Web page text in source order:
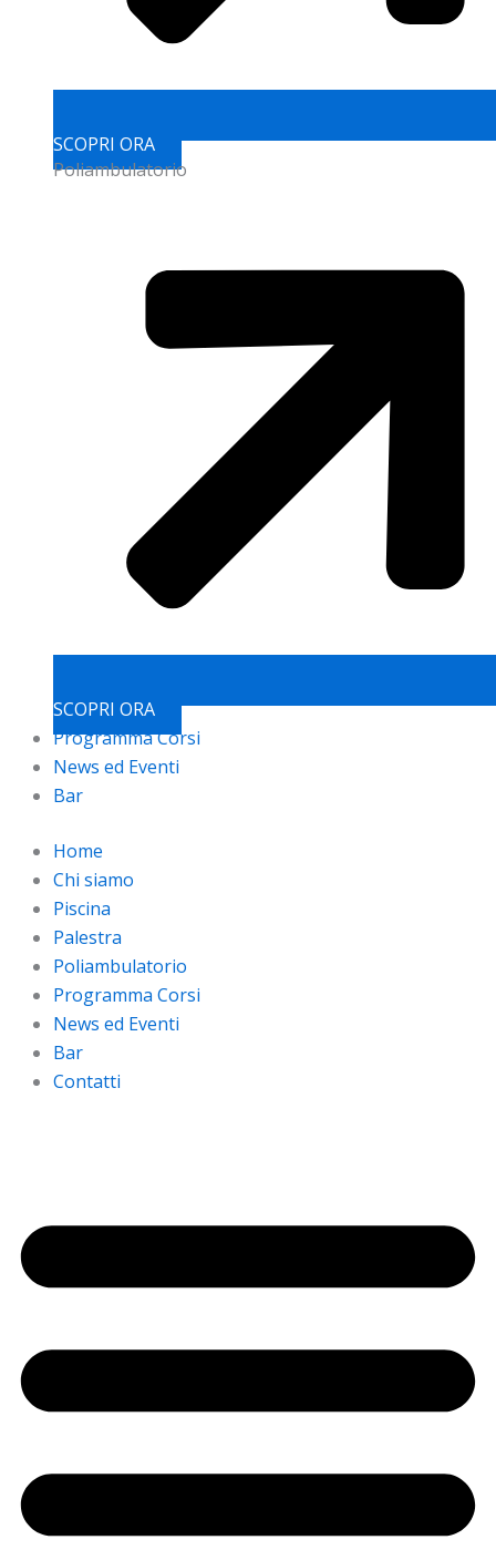
SCOPRI ORA
Poliambulatorio
SCOPRI ORA
Programma Corsi
News ed Eventi
Bar
Home
Chi siamo
Piscina
Palestra
Poliambulatorio
Programma Corsi
News ed Eventi
Bar
Contatti